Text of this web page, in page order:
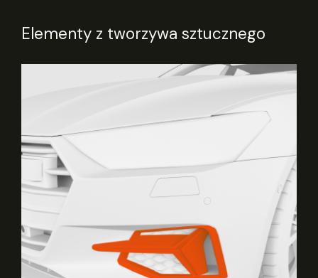
Elementy z tworzywa sztucznego